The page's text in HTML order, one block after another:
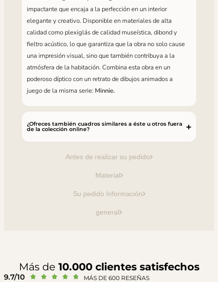
Antes de realizar su pedido
Material
Su pedido Información
general
impactante que encaja a la perfección en un interior
elegante y creativo. Disponible en materiales de alta
calidad como plexiglás de calidad museística, dibond y
fieltro acústico, lo que garantiza que la obra no solo cause
una impresión visual, sino que también contribuya a la
atmósfera de la habitación. Combina esta obra en un
poderoso díptico con un retrato de dibujos animados a
juego de la misma serie: Minnie.
¿Ofreces también cuadros similares a éste u otros fuera
de la colección online?
Más de 10.000 clientes satisfechos
9.7/10      MÁS DE 600 RESEÑAS